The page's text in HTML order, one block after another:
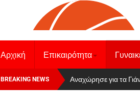
Αρχική Επικαιρότητα
BREAKING NEWS Οι Πάνθηρες Καβάλας
Αναχώρησε για τα